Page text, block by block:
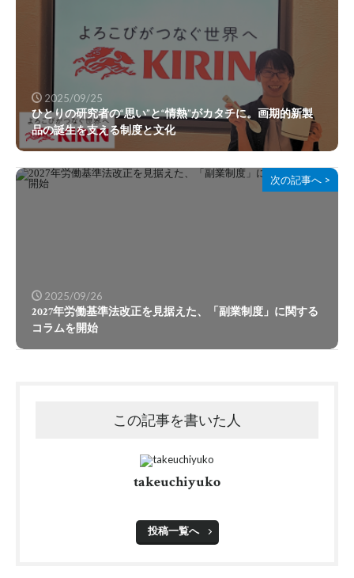
2025/09/25
ひとりの研究者の“思い”と“情熱”がカタチに。画期的新製
品の誕生を支える制度と文化
次の記事へ >
2025/09/26
2027年労働基準法改正を見据えた、「副業制度」に関する
コラムを開始
この記事を書いた人
takeuchiyuko
投稿一覧へ